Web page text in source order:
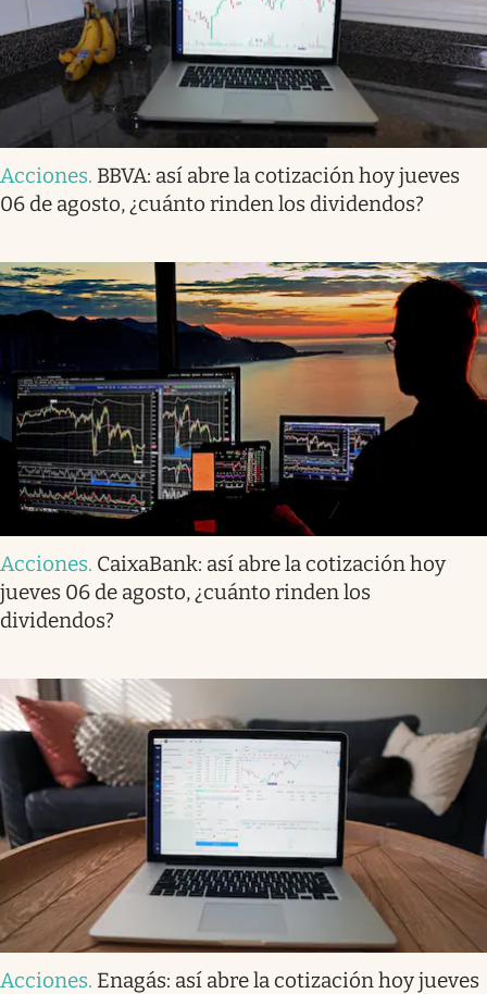
Acciones. BBVA: así abre la cotización hoy jueves
06 de agosto, ¿cuánto rinden los dividendos?
Acciones. CaixaBank: así abre la cotización hoy
jueves 06 de agosto, ¿cuánto rinden los
dividendos?
Acciones. Enagás: así abre la cotización hoy jueves